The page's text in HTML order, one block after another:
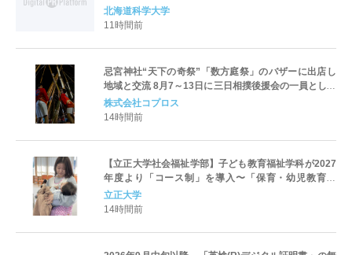
北海道科学大学
11時間前
忌宮神社“天下の奇祭”「数方庭祭」のバザーに出店し
地域と交流 8月7～13日に三日相撲後援会の一員として
参加
株式会社コプロス
14時間前
【立正大学社会福祉学部】子ども教育福祉学科が2027
年度より「コース制」を導入〜「保育・幼児教育」
「初等教育」「子ども心理」の3コースを新設し、目指
すキャリアと学びを明確化〜
立正大学
14時間前